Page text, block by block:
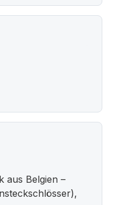
aus Belgien –